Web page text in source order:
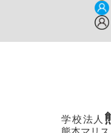
学校法人